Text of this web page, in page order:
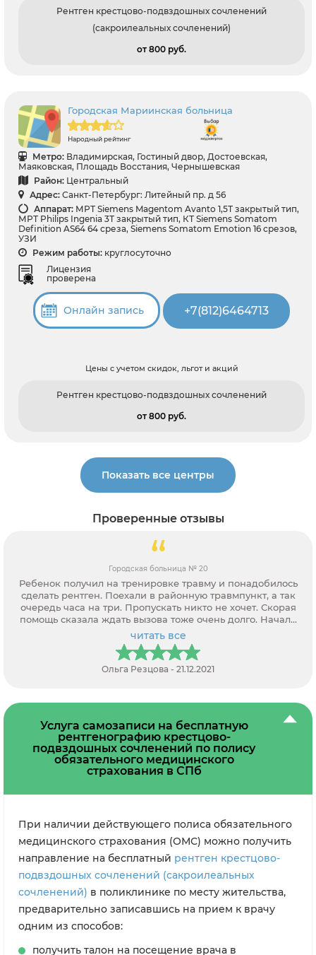
Рентген крестцово-подвздошных сочленений
(сакроилеальных сочленений)
от 800 pуб.
Городская Мариинская больница
Народный рейтинг
Метро: Владимирская, Гостиный двор, Достоевская,
Маяковская, Площадь Восстания, Чернышевская
Район: Центральный
Адрес: Санкт-Петербург: Литейный пр. д 56
Аппарат: МРТ Siemens Magentom Avanto 1,5Т закрытый тип,
МРТ Philips Ingenia 3Т закрытый тип, КТ Siemens Somatom
Definition AS64 64 среза, Siemens Somatom Emotion 16 срезов,
УЗИ
Режим работы: круглосуточно
Лицензия
проверена
Онлайн запись +7(812)6464713
Цены с учетом скидок, льгот и акций
Рентген крестцово-подвздошных сочленений
от 800 pуб.
Показать все центры
Проверенные отзывы
Городская больница № 20
Ребенок получил на тренировке травму и понадобилось
сделать рентген. Поехали в районную травмпункт, а так
очередь часа на три. Пропускать никто не хочет. Скорая
помощь сказала ждать вызова тоже очень долго. Начали
звонить частным клиникам, а так требуют направление. В
итоге только через вас нашли возможность записаться.
Оператор все рассказала, как, где и какие документы
потребуются. Спасибо за помощь.
читать все
Ольга Резцова - 21.12.2021
Услуга самозаписи на бесплатную
рентгенографию крестцово-
подвздошных сочленений по полису
обязательного медицинского
страхования в СПб
При наличии действующего полиса обязательного
медицинского страхования (ОМС) можно получить
направление на бесплатный рентген крестцово-
подвздошных сочленений (сакроилеальных
сочленений) в поликлинике по месту жительства,
предварительно записавшись на прием к врачу
одним из способов:
получить талон на посещение врача в